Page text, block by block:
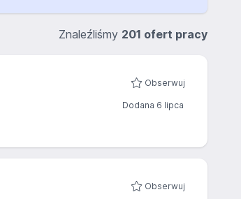
Znaleźliśmy 201 ofert pracy
Obserwuj
Dodana 6 lipca
Obserwuj